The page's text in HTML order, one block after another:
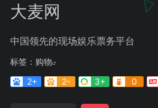
大麦网
中国领先的现场娱乐票务平台
标签： 购物
2+
2- 3+ 0